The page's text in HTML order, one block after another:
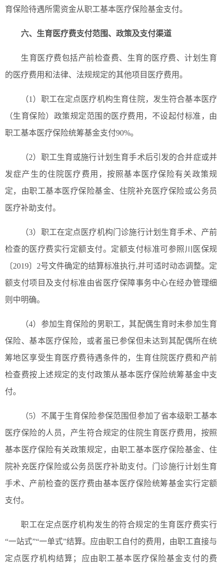
育保险待遇所需资金从职工基本医疗保险基金支付。
六、生育医疗费支付范围、政策及支付渠道
生育医疗费包括产前检查费、生育的医疗费、计划生育
的医疗费用和法律、法规规定的其他项目医疗费用。
（1）职工在定点医疗机构生育住院，发生符合基本医疗
（生育保险）政策规定范围的医疗费用，不设起付标准，由
职工基本医疗保险统筹基金支付90%。
（2）职工生育或施行计划生育手术后引发的合并症或并
发症产生的住院医疗费用，按照基本医疗保险有关政策规
定，由职工基本医疗保险基金、住院补充医疗保险或公务员
医疗补助支付。
（3）职工在定点医疗机构门诊施行计划生育手术、产前
检查的医疗费实行定额支付。定额支付标准可参照川医保规
〔2019〕2号文件确定的结算标准执行,并可适时动态调整。定
额支付项目及支付标准由省医疗保障事务中心在经办管理细
则中明确。
（4）参加生育保险的男职工，其配偶生育时未参加生育
保险、基本医疗保险，或者虽已参保但未达到其配偶所在统
筹地区享受生育医疗费待遇条件的，生育住院医疗费和产前
检查费按上述规定的支付政策从基本医疗保险统筹基金中支
付。
（5）不属于生育保险参保范围但参加了省本级职工基本
医疗保险的人员，产生符合规定的住院生育医疗费用，按照
基本医疗保险有关政策规定，由职工基本医疗保险基金、住
院补充医疗保险或公务员医疗补助支付。门诊施行计划生育
手术、产前检查的医疗费由基本医疗保险统筹基金实行定额
支付。
职工在定点医疗机构发生的符合规定的生育医疗费实行
“一站式”“一单式”结算。应由职工自付的费用，由职工直接与
定点医疗机构结算；应由职工基本医疗保险基金支付的费